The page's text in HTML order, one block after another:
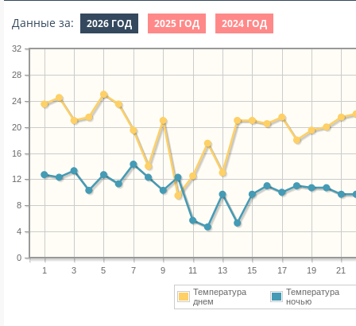
Данные за: 2026 ГОД 2025 ГОД 2024 ГОД
1 3 5 7 9 11 13 15 17 19 21
0
4
8
12
16
20
24
28
32
Температура
днем
Температура
ночью